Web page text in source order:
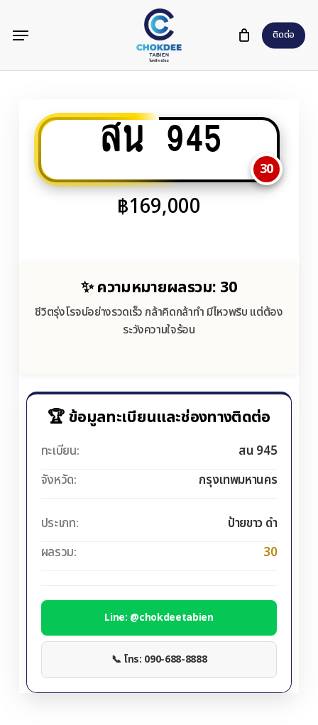
content
ติดต่อ
Menu
สน 945
30
฿169,000
✨ ความหมายผลรวม: 30
ชีวิตรุ่งโรจน์อย่างรวดเร็ว กล้าคิดกล้าทำ มีไหวพริบ แต่ต้อง
ระวังความใจร้อน
🏆 ข้อมูลทะเบียนและช่องทางติดต่อ
ทะเบียน:
สน 945
จังหวัด:
กรุงเทพมหานคร
ประเภท:
ป้ายขาว ดำ
ผลรวม:
30
Line: @chokdeetabien
📞 โทร: 090-688-8888